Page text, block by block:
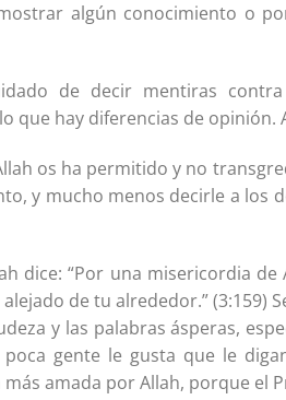
algún conocimiento o
de decir mentiras
hay diferencias de opinión.
os ha permitido y no
y mucho menos decirle a los
dice: “Por una misericordia de
de tu alrededor.” (3:159)
y las palabras ásperas,
gente le gusta que le
amada por Allah, porque el